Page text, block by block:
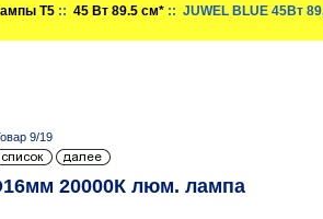
T5 ::45 Вт 89.5 см* :: JUWEL BLUE 45Вт
9/19
20000К люм. лампа